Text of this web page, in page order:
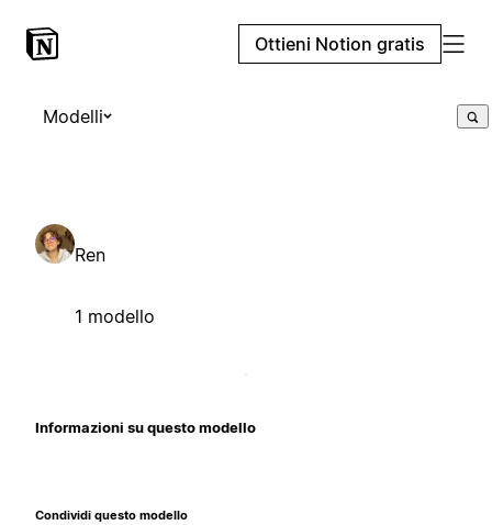
Ottieni Notion gratis
Modelli
Ren
1 modello
Informazioni su questo modello
Condividi questo modello